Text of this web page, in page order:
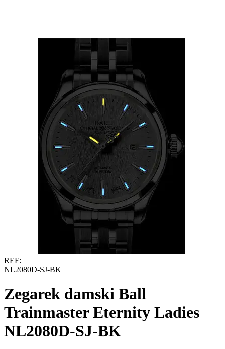
REF:
NL2080D-SJ-BK
Zegarek damski Ball
Trainmaster Eternity Ladies
NL2080D-SJ-BK